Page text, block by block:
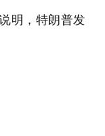
明，特朗普发